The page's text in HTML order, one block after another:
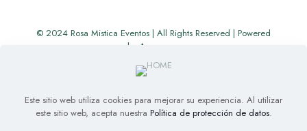
© 2024 Rosa Mistica Eventos | All Rights Reserved | Powered
by
Appverse
Este sitio web utiliza cookies para mejorar su experiencia. Al utilizar
este sitio web, acepta nuestra Política de protección de datos.